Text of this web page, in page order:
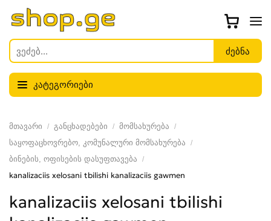
კატეგორიები
მთავარი განცხადებები
მომსახურება
საყოფაცხოვრებო, კომუნალური მომსახურება
ბინების, ოფისების დასუფთავება
kanalizaciis xelosani tbilishi kanalizaciis gawmen
kanalizaciis xelosani tbilishi